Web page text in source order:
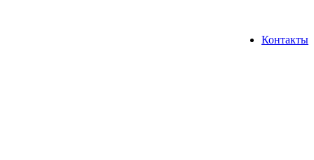
Контакты